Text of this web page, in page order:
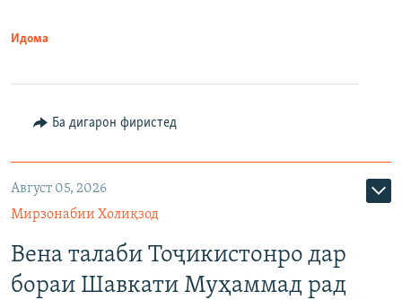
Идома
Ба дигарон фиристед
Август 05, 2026
Мирзонабии Холиқзод
Вена талаби Тоҷикистонро дар
бораи Шавкати Муҳаммад рад